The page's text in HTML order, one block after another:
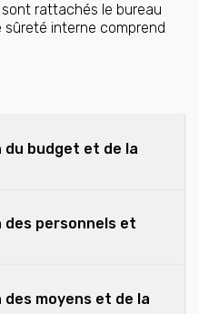
rattachés le bureau
sûreté interne comprend
du budget et de la
des personnels et
moyens et de la